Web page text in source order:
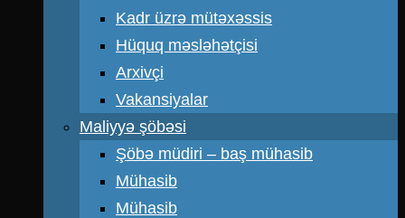
Kadr üzrə mütəxəssis
Hüquq məsləhətçisi
Arxivçi
Vakansiyalar
Maliyyə şöbəsi
Şöbə müdiri – baş mühasib
Mühasib
Mühasib